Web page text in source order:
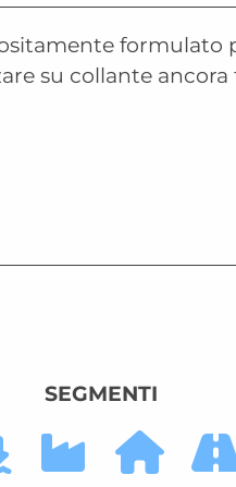
formulato
su collante ancora
SEGMENTI